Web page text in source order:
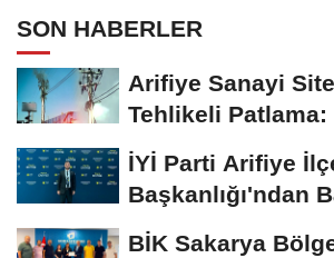
SON HABERLER
Arifiye Sanayi
Tehlikeli
Altyapısı Çöktü,...
İYİ Parti Arifiye
Başkanlığı'ndan
Büyük...
BİK Sakarya